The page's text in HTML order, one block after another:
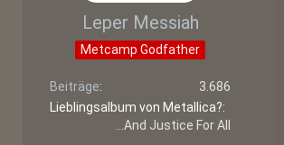
Leper Messiah
Metcamp Godfather
Beiträge
3.686
Lieblingsalbum von Metallica?
...And Justice For All